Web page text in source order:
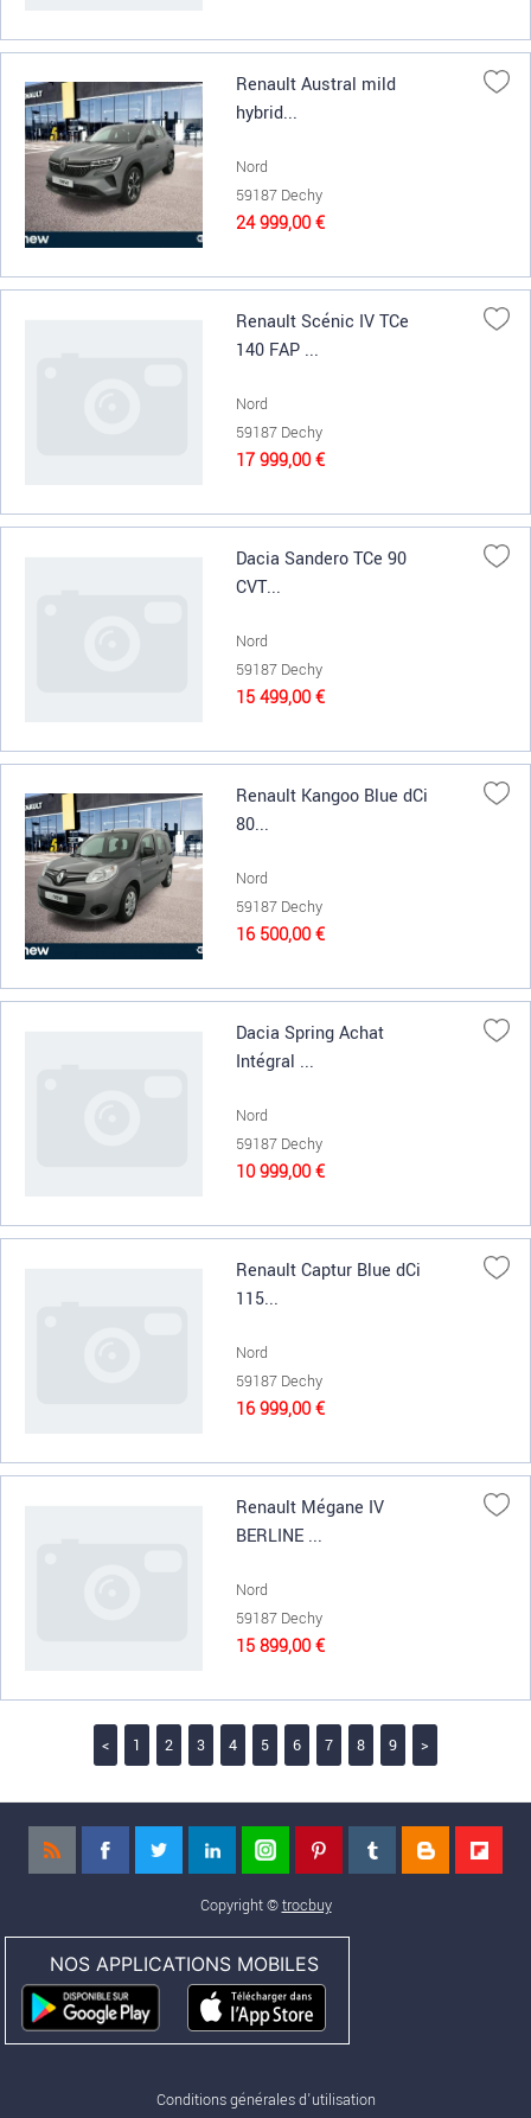
Renault Austral mild
hybrid...
Nord
59187 Dechy
24 999,00 €
Renault Scénic IV TCe
140 FAP ...
Nord
59187 Dechy
17 999,00 €
Dacia Sandero TCe 90
CVT...
Nord
59187 Dechy
15 499,00 €
Renault Kangoo Blue dCi
80...
Nord
59187 Dechy
16 500,00 €
Dacia Spring Achat
Intégral ...
Nord
59187 Dechy
10 999,00 €
Renault Captur Blue dCi
115...
Nord
59187 Dechy
16 999,00 €
Renault Mégane IV
BERLINE ...
Nord
59187 Dechy
15 899,00 €
< 1 2 3 4 5 6 7 8 9 >
Copyright ©trocbuy
NOS APPLICATIONS MOBILES
Conditions générales d'utilisation